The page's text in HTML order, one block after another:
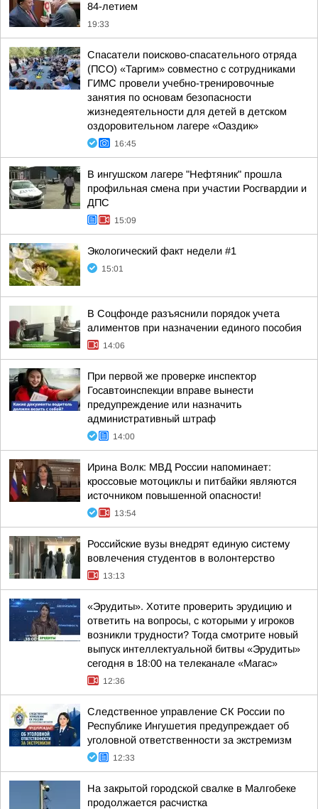
84-летием
19:33
Спасатели поисково-спасательного отряда
(ПСО) «Таргим» совместно с сотрудниками
ГИМС провели учебно-тренировочные
занятия по основам безопасности
жизнедеятельности для детей в детском
оздоровительном лагере «Оаздик»
16:45
В ингушском лагере "Нефтяник" прошла
профильная смена при участии Росгвардии и
ДПС
15:09
Экологический факт недели #1
15:01
В Соцфонде разъяснили порядок учета
алиментов при назначении единого пособия
14:06
При первой же проверке инспектор
Госавтоинспекции вправе вынести
предупреждение или назначить
административный штраф
14:00
Ирина Волк: МВД России напоминает:
кроссовые мотоциклы и питбайки являются
источником повышенной опасности!
13:54
Российские вузы внедрят единую систему
вовлечения студентов в волонтерство
13:13
«Эрудиты». Хотите проверить эрудицию и
ответить на вопросы, с которыми у игроков
возникли трудности? Тогда смотрите новый
выпуск интеллектуальной битвы «Эрудиты»
сегодня в 18:00 на телеканале «Магас»
12:36
Следственное управление СК России по
Республике Ингушетия предупреждает об
уголовной ответственности за экстремизм
12:33
На закрытой городской свалке в Малгобеке
продолжается расчистка